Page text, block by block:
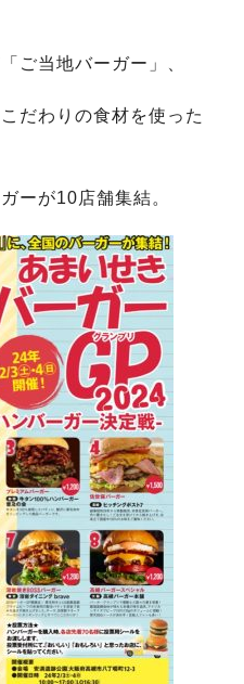
ご当地バーガー」、
だわりの食材を使った
ーが10店舗集結。